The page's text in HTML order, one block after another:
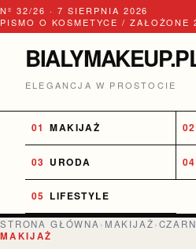
Nº 32/26 · 7 SIERPNIA 2026
PISMO O KOSMETYCE / ZAŁOŻONE
ELEGANCJA W PROSTOCIE
MAKIJAŻ
URODA
LIFESTYLE
STRONA GŁÓWNA› MAKIJAŻ›
MAKIJAŻ